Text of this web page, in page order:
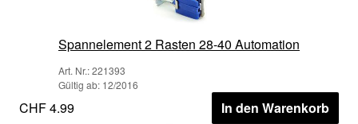
Spannelement 2 Rasten 28-40 Automation
Art. Nr.: 221393
Gültig ab: 12/2016
CHF 4.99 In den Warenkorb